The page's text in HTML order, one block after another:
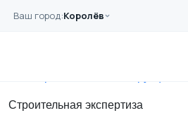
Ваш город:Королёв
Главная
Строительная экспертиза